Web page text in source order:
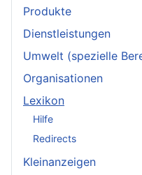
Produkte
Dienstleistungen
Umwelt (spezielle
Organisationen
Lexikon
Hilfe
Redirects
Kleinanzeigen